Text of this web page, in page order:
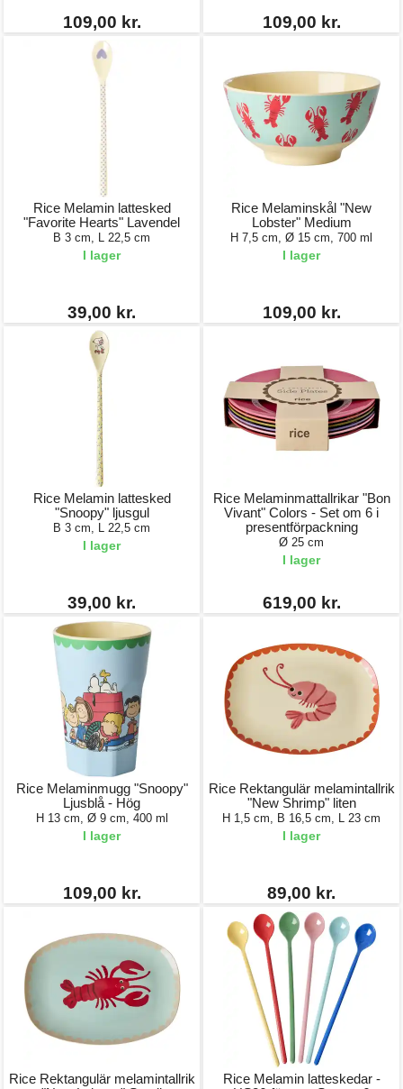
109,00 kr. 109,00 kr.
Rice Melamin lattesked
"Favorite Hearts" Lavendel
B 3 cm, L 22,5 cm
I lager
39,00 kr.
Rice Melaminskål "New
Lobster" Medium
H 7,5 cm, Ø 15 cm, 700 ml
I lager
109,00 kr.
Rice Melamin lattesked
"Snoopy" ljusgul
B 3 cm, L 22,5 cm
I lager
39,00 kr.
Rice Melaminmattallrikar "Bon
Vivant" Colors - Set om 6 i
presentförpackning
Ø 25 cm
I lager
619,00 kr.
Rice Melaminmugg "Snoopy"
Ljusblå - Hög
H 13 cm, Ø 9 cm, 400 ml
I lager
109,00 kr.
Rice Rektangulär melamintallrik
"New Shrimp" liten
H 1,5 cm, B 16,5 cm, L 23 cm
I lager
89,00 kr.
Rice Rektangulär melamintallrik
Rice Melamin latteskedar -